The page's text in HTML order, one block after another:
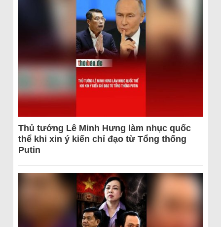
Thủ tướng Lê Minh Hưng làm nhục quốc
thể khi xin ý kiến chỉ đạo từ Tổng thống
Putin